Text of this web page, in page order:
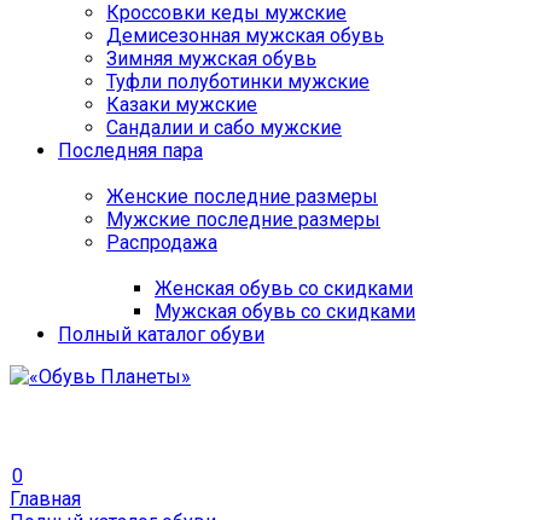
Кроссовки кеды мужские
Демисезонная мужская обувь
Зимняя мужская обувь
Туфли полуботинки мужские
Казаки мужские
Сандалии и сабо мужские
Последняя пара
Женские последние размеры
Мужские последние размеры
Распродажа
Женская обувь со скидками
Мужская обувь со скидками
Полный каталог обуви
0
Главная